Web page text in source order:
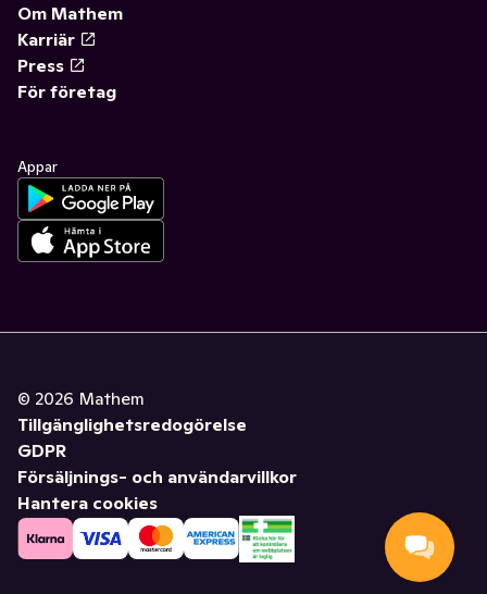
Om Mathem
Karriär
Press
För företag
Appar
© 2026 Mathem
Tillgänglighetsredogörelse
GDPR
Försäljnings- och användarvillkor
Hantera cookies